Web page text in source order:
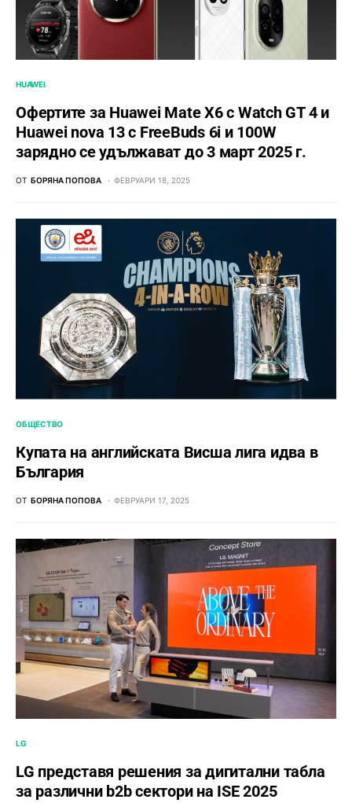
HUAWEI
Офертите за Huawei Mate X6 с Watch GT 4 и
Huawei nova 13 с FreeBuds 6i и 100W
зарядно се удължават до 3 март 2025 г.
ОТ БОРЯНА ПОПОВА ФЕВРУАРИ 18, 2025
ОБЩЕСТВО
Купата на aнглийската Висша лига идва в
България
ОТ БОРЯНА ПОПОВА ФЕВРУАРИ 17, 2025
LG
LG представя решения за дигитални табла
за различни b2b сектори на ISE 2025